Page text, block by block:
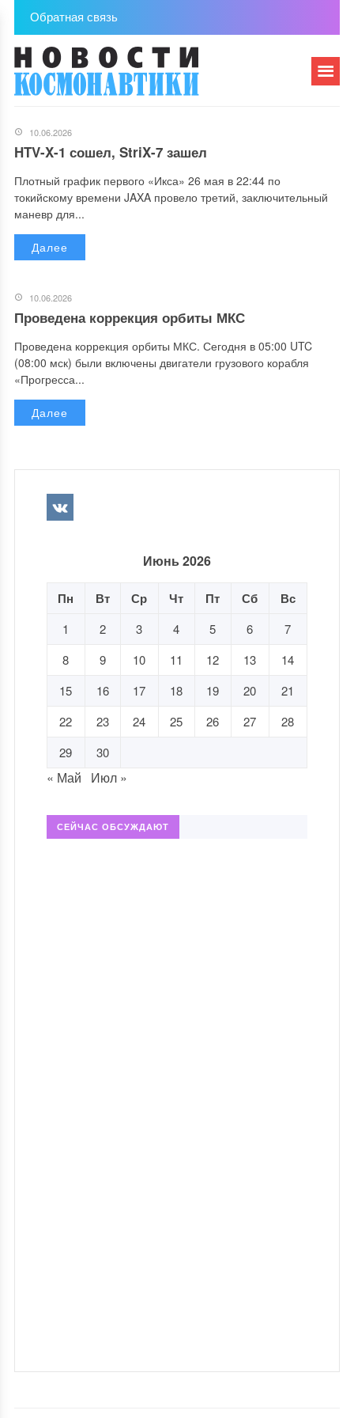
Обратная связь
10.06.2026
HTV-X-1 сошел, StriX-7 зашел
Плотный график первого «Икса» 26 мая в 22:44 по
токийскому времени JAXA провело третий, заключительный
маневр для...
Далее
10.06.2026
Проведена коррекция орбиты МКС
Проведена коррекция орбиты МКС. Сегодня в 05:00 UTC
(08:00 мск) были включены двигатели грузового корабля
«Прогресса...
Далее
Июнь 2026
Пн Вт Ср Чт Пт Сб Вс
1 2 3 4 5 6
7
8
9 10 11 12 13
14
15
16 17 18 19 20
21
22
23 24 25 26 27
28
29
30
« Май Июл »
СЕЙЧАС ОБСУЖДАЮТ